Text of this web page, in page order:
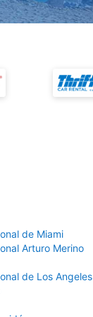
de Miami
Arturo Merino
de Los Angeles